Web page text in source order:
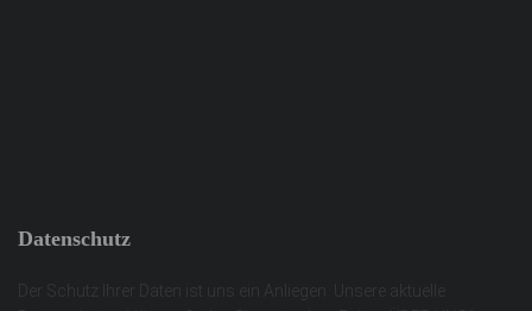
Datenschutz
Der Schutz Ihrer Daten ist uns ein Anliegen. Unsere aktuelle